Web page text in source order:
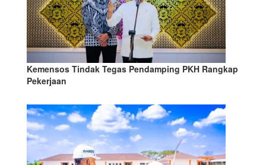
Kemensos Tindak Tegas Pendamping PKH Rangkap
Pekerjaan